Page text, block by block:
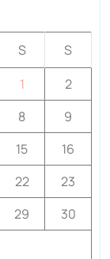
S
S
1
2
8
9
15
16
22
23
29
30